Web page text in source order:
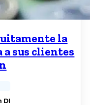
la
a sus clientes
DI